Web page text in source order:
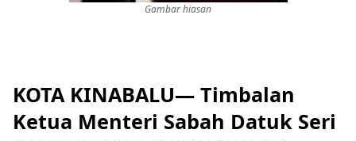
Gambar hiasan
KOTA KINABALU— Timbalan
Ketua Menteri Sabah Datuk Seri